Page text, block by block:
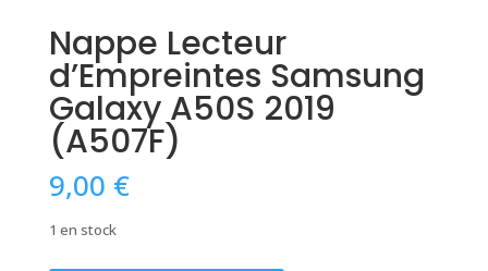
Nappe Lecteur
d’Empreintes Samsung
Galaxy A50S 2019
(A507F)
9,00 €
1 en stock